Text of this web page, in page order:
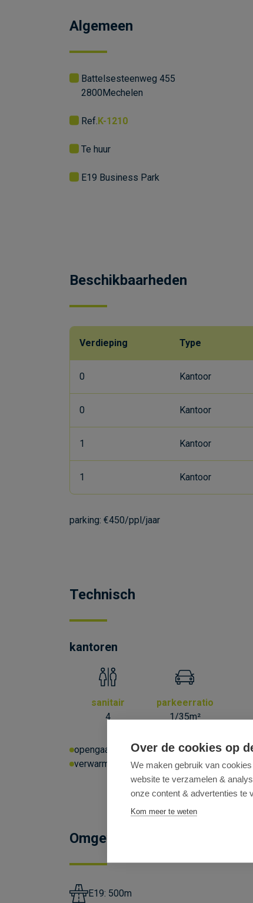
Algemeen
Mechelen
2800
Battelsesteenweg 455
Ref.K-1210
Te huur
E19 Business Park
Beschikbaarheden
Verdieping Type
0 Kantoor
0 Kantoor
1 Kantoor
1 Kantoor
parking: €450/ppl/jaar
Technisch
kantoren
sanitair
4
parkeerratio
1/35m²
opengaande ramen binnenzonwering
verwarming met vrv-units
Omgeving
E19: 500m
Over de cookies op
We maken gebruik van
website te verzamelen &
onze content & advertenties te
Kom meer te weten